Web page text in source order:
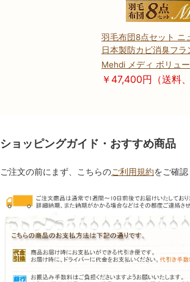
羽毛布団8点セット ニ
日本製防カビ消臭フ
Mehdi メディ ボリュ
￥47,400円（送料、
ショッピングガイド・おすすめ商品
ご注文の前にまず、こちらのご利用規約をご確認